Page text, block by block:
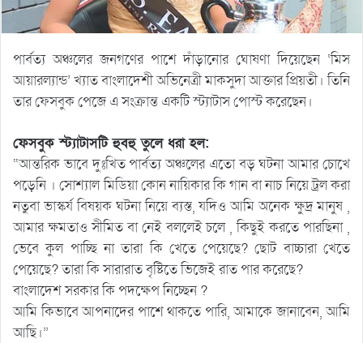
পার্বত্য অঞ্চলের জনগণের পাশে দাঁড়ানোর ঘোষণা দিয়েছেন ‘মিস
আয়ারল্যান্ড’ খ্যাত বাংলাদেশী অভিনেত্রী মাকসুদা আক্তার প্রিয়তী। তিনি
তার ফেসবুক পেজে এ সংক্রান্ত একটি স্ট্যাটাস পোস্ট করেছেন।
ফেসবুক স্ট্যাটাসটি হুবহু তুলে ধরা হল:
“আন্তরিক ভাবে দুঃখিত পার্বত্য অঞ্চলের এতো বড় ঘটনা আমার চোখে
পড়েনি । সোশ্যাল মিডিয়া কোন নায়িকার কি গান বা নাচ নিয়ে ট্রল করা
নতুবা ভাস্কর্য বিষয়ক ঘটনা নিয়ে ব্যস্ত, যদিও আমি অনেক ক্ষুদ্র মানুষ ,
আমার ক্ষমতাও সীমিত বা নেই বললেই চলে , কিছুই করতে পারছিনা ,
ভেবে কুল পাচ্ছি না তারা কি খেতে পেয়েছে? ছোট বাচ্চারা খেতে
পেয়েছে? তারা কি সারারাত বৃষ্টিতে ভিজেই রাত পার করেছে?
বাংলাদেশ সরকার কি পদক্ষেপ নিচ্ছেন ?
আমি কিভাবে আপনাদের পাশে থাকতে পারি, আমাকে জানাবেন, আমি
আছি।”